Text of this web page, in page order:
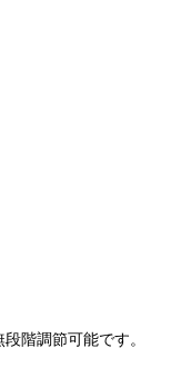
階調節可能です。